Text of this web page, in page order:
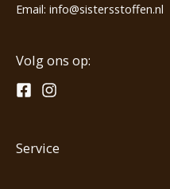
Email: info@sistersstoffen.nl
Volg ons op:
Service